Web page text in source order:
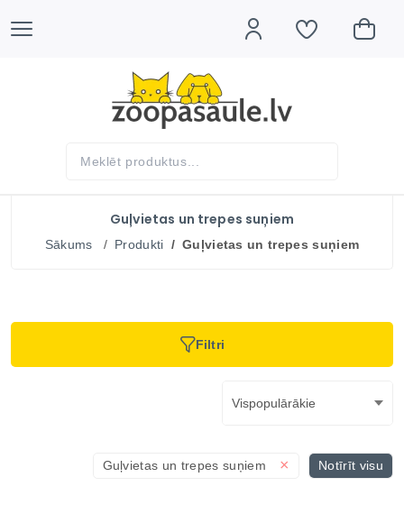
Guļvietas un trepes suņiem
Sākums Produkti Guļvietas un trepes suņiem
Filtri
Guļvietas un trepes suņiem × Notīrīt visu